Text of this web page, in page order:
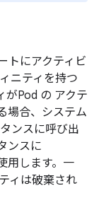
トにアクティビ
ニティを持つ
がPod の アクテ
場合、システム
ンスに呼び出
ンスに
用します。一
ィは破棄され